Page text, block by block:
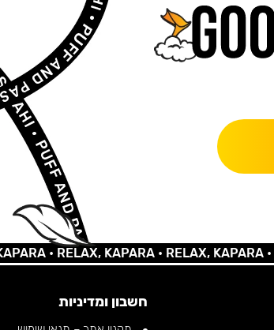
•RELAX, KAPARA •RELAX, KAPARA •
חשבון ומדיניות